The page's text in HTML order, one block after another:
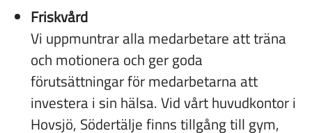
Friskvård
Vi uppmuntrar alla medarbetare att träna
och motionera och ger goda
förutsättningar för medarbetarna att
investera i sin hälsa. Vid vårt huvudkontor i
Hovsjö, Södertälje finns tillgång till gym,